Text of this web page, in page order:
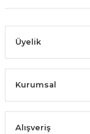
Üyelik
Kurumsal
Alışveriş